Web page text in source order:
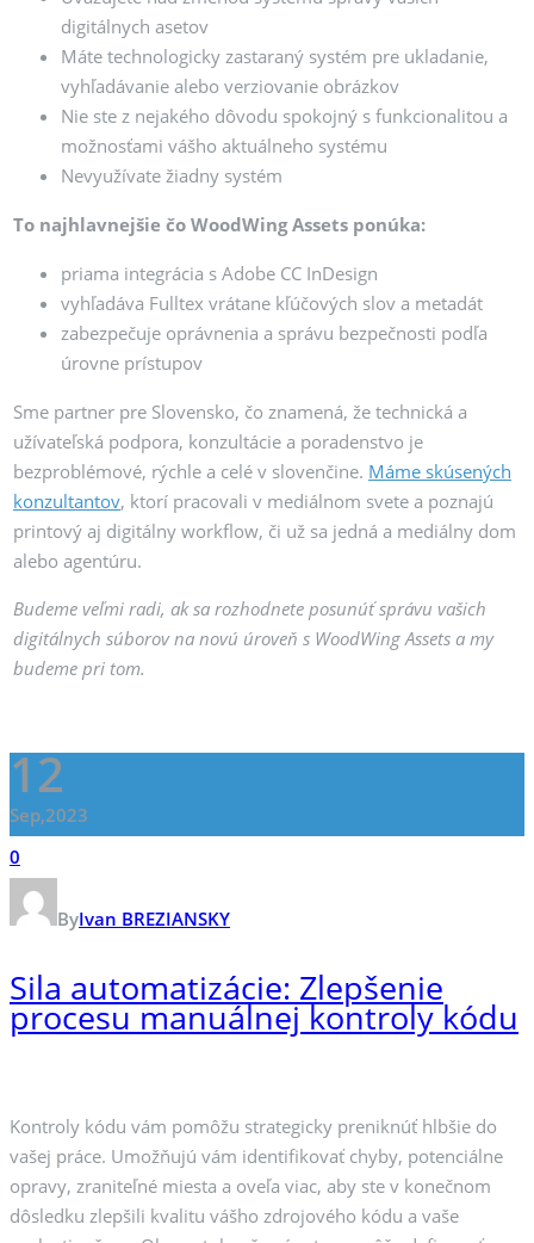
digitálnych asetov
Máte technologicky zastaraný systém pre ukladanie,
vyhľadávanie alebo verziovanie obrázkov
Nie ste z nejakého dôvodu spokojný s funkcionalitou a
možnosťami vášho aktuálneho systému
Nevyužívate žiadny systém
To najhlavnejšie čo WoodWing Assets ponúka:
priama integrácia s Adobe CC InDesign
vyhľadáva Fulltex vrátane kľúčových slov a metadát
zabezpečuje oprávnenia a správu bezpečnosti podľa
úrovne prístupov
Sme partner pre Slovensko, čo znamená, že technická a
užívateľská podpora, konzultácie a poradenstvo je
bezproblémové, rýchle a celé v slovenčine. Máme skúsených
konzultantov, ktorí pracovali v mediálnom svete a poznajú
printový aj digitálny workflow, či už sa jedná a mediálny dom
alebo agentúru.
Budeme veľmi radi, ak sa rozhodnete posunúť správu vašich
digitálnych súborov na novú úroveň s WoodWing Assets a my
budeme pri tom.
12
Sep,2023
0
ByIvan BREZIANSKY
Sila automatizácie: Zlepšenie
procesu manuálnej kontroly kódu
Kontroly kódu vám pomôžu strategicky preniknúť hlbšie do
vašej práce. Umožňujú vám identifikovať chyby, potenciálne
opravy, zraniteľné miesta a oveľa viac, aby ste v konečnom
dôsledku zlepšili kvalitu vášho zdrojového kódu a vaše